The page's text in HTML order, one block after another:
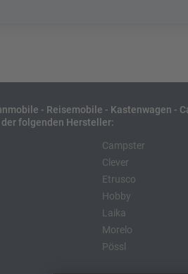
- Reisemobile - Kastenwagen -
folgenden Hersteller:
Campster
Clever
Etrusco
Hobby
Laika
Morelo
Pössl